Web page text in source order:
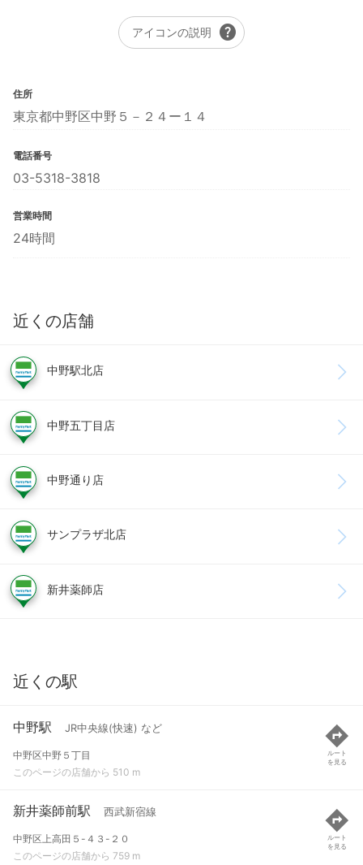
アイコンの説明 help
住所
東京都中野区中野５－２４ー１４
電話番号
03-5318-3818
営業時間
24時間
近くの店舗
中野駅北店
中野五丁目店
中野通り店
サンプラザ北店
新井薬師店
近くの駅
中野駅 JR中央線(快速) など
中野区中野５丁目
このページの店舗から 510 m
ルート
を見る
新井薬師前駅 西武新宿線
中野区上高田５-４３-２０
このページの店舗から 759 m
ルート
を見る